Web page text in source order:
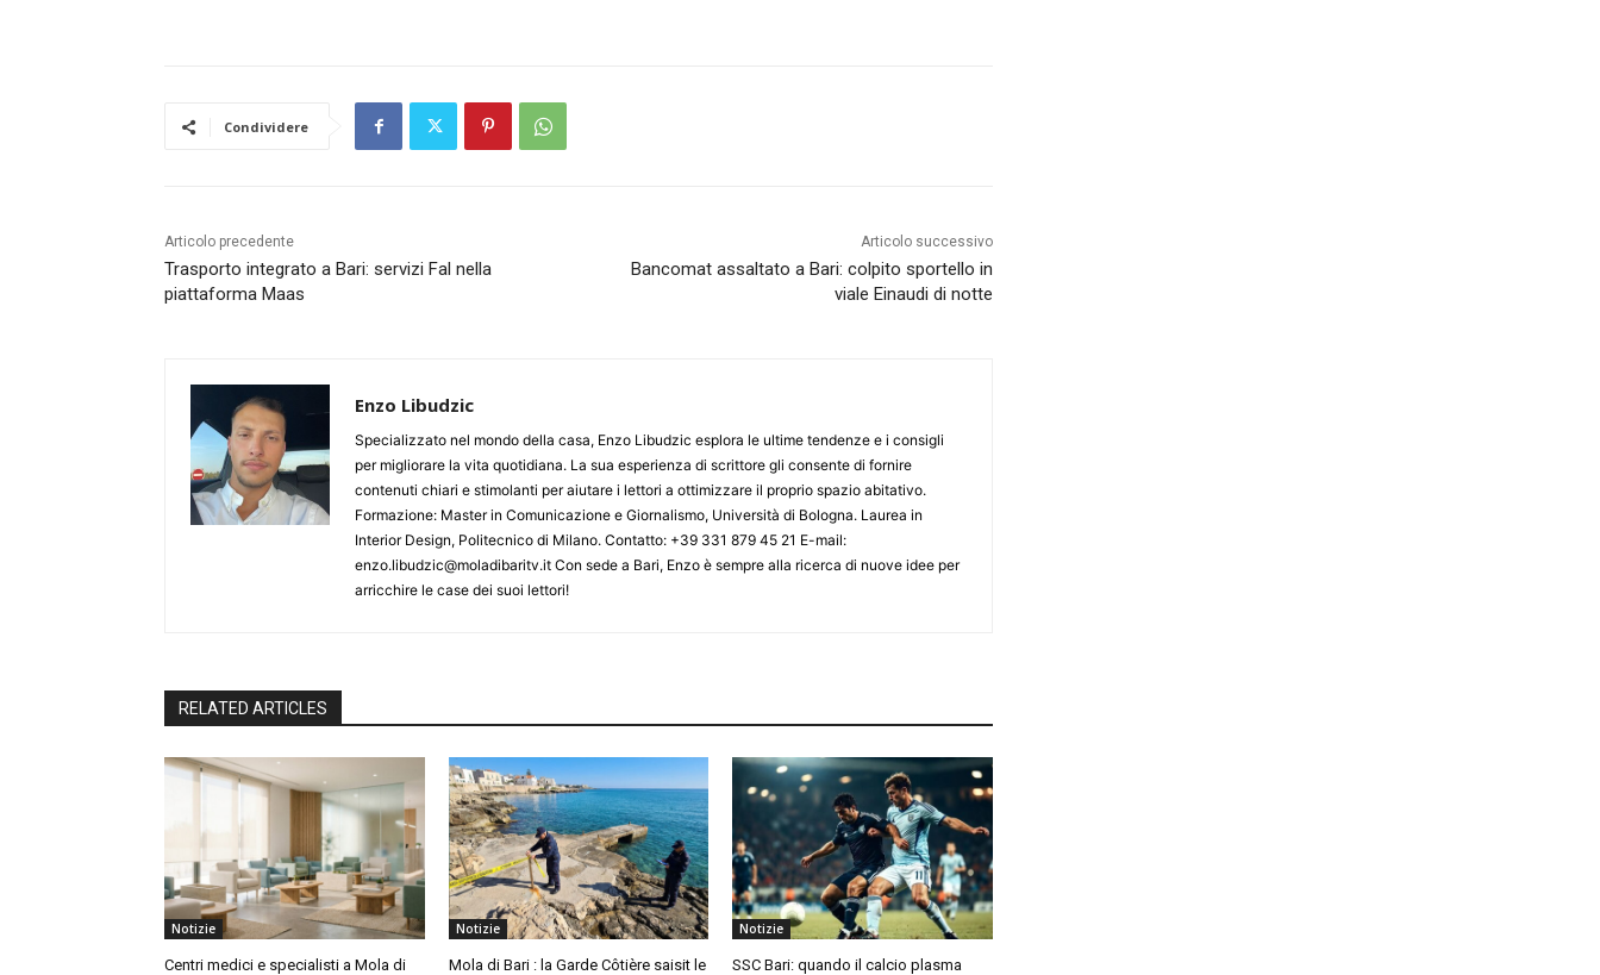
Condividere
Articolo precedente
Trasporto integrato a Bari: servizi Fal nella
piattaforma Maas
Articolo successivo
Bancomat assaltato a Bari: colpito sportello in
viale Einaudi di notte
Enzo Libudzic
Specializzato nel mondo della casa, Enzo Libudzic esplora le ultime tendenze e i consigli
per migliorare la vita quotidiana. La sua esperienza di scrittore gli consente di fornire
contenuti chiari e stimolanti per aiutare i lettori a ottimizzare il proprio spazio abitativo.
Formazione: Master in Comunicazione e Giornalismo, Università di Bologna. Laurea in
Interior Design, Politecnico di Milano. Contatto: +39 331 879 45 21 E-mail:
enzo.libudzic@moladibaritv.it Con sede a Bari, Enzo è sempre alla ricerca di nuove idee per
arricchire le case dei suoi lettori!
RELATED ARTICLES
Notizie
Centri medici e specialisti a Mola di
Notizie
Mola di Bari : la Garde Côtière saisit le
Notizie
SSC Bari: quando il calcio plasma